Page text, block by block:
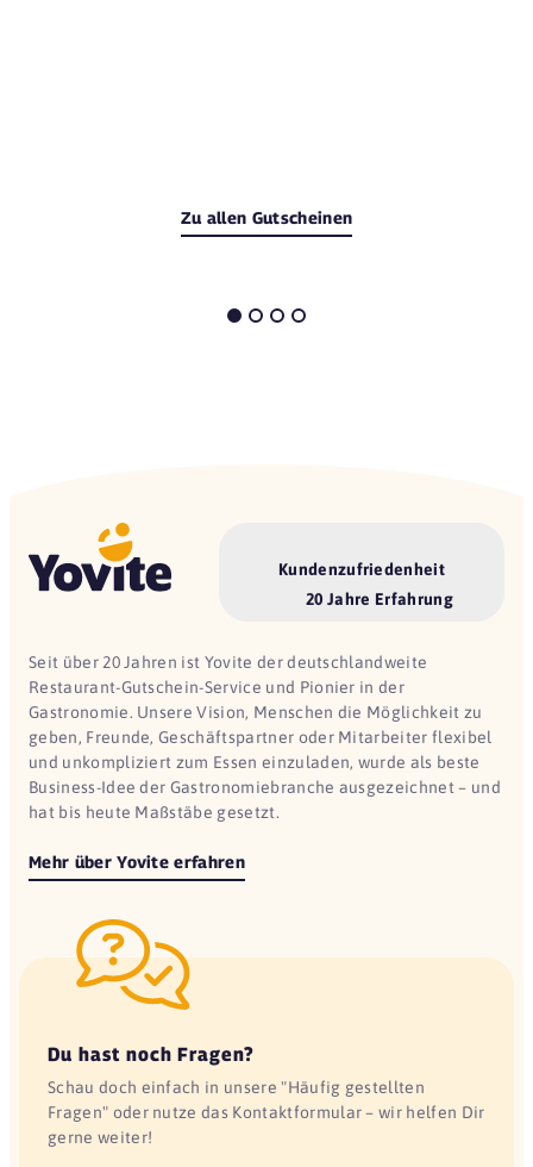
Zu allen Gutscheinen
Kundenzufriedenheit
20 Jahre Erfahrung
Seit über 20 Jahren ist Yovite der deutschlandweite
Restaurant-Gutschein-Service und Pionier in der
Gastronomie. Unsere Vision, Menschen die Möglichkeit zu
geben, Freunde, Geschäftspartner oder Mitarbeiter flexibel
und unkompliziert zum Essen einzuladen, wurde als beste
Business-Idee der Gastronomiebranche ausgezeichnet – und
hat bis heute Maßstäbe gesetzt.
Mehr über Yovite erfahren
Du hast noch Fragen?
Schau doch einfach in unsere "Häufig gestellten
Fragen" oder nutze das Kontaktformular – wir helfen Dir
gerne weiter!